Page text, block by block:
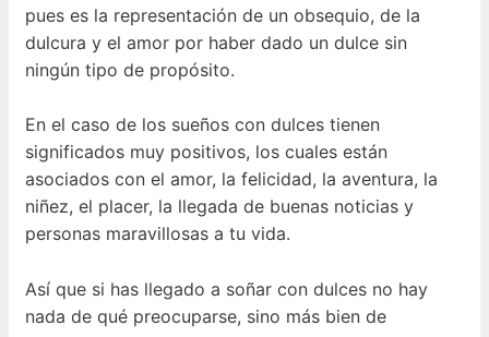
pues es la representación de un obsequio, de la
dulcura y el amor por haber dado un dulce sin
ningún tipo de propósito.
En el caso de los sueños con dulces tienen
significados muy positivos, los cuales están
asociados con el amor, la felicidad, la aventura, la
niñez, el placer, la llegada de buenas noticias y
personas maravillosas a tu vida.
Así que si has llegado a soñar con dulces no hay
nada de qué preocuparse, sino más bien de